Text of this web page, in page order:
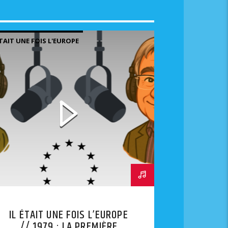
UNE FOIS L'EUROPE
IL ÉTAIT UNE FOIS L’EUROPE